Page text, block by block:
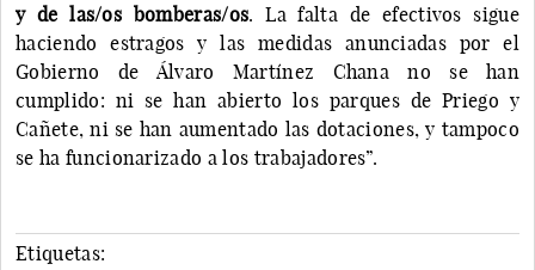
y de las/os bomberas/os. La falta de efectivos sigue
haciendo estragos y las medidas anunciadas por el
Gobierno de Álvaro Martínez Chana no se han
cumplido: ni se han abierto los parques de Priego y
Cañete, ni se han aumentado las dotaciones, y tampoco
se ha funcionarizado a los trabajadores”.
Etiquetas: